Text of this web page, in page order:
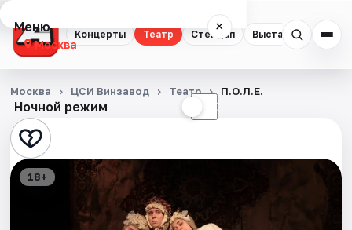
Концерты Театр Стендап Выставки
Меню ×
Москва
Концерты
Театр
Стендап
Ночной режим ☾
Москва ЦСИ Винзавод Театр П.О.Л.Е.
18+